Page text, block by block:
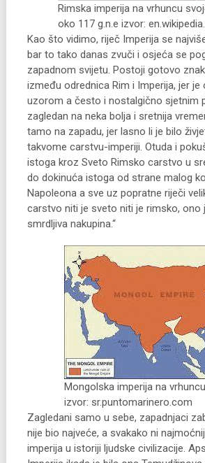
Rimska imperija na vrhuncu
oko 117 g.n.e izvor:
Kao što vidimo, riječ Imperija se
bar to tako danas zvuči i osjeća se
zapadnom svijetu. Postoji gotovo
između odrednica Rim i Imperija, jer
uzorom a često i nostalgično sjetnim
zagledan na neka bolja i sretnija
tamo na zapadu, jer lasno li je bilo
takvome carstvu-imperiji. Otuda i
istoga kroz Sveto Rimsko carstvo u
do dokinuća istoga od strane malog
Napoleona a sve uz popratne riječi
carstvo niti je sveto niti je rimsko, ono
smrdljiva nakupina.“
Mongolska imperija na
izvor: sr.puntomarinero.com
Zagledani samo u sebe, zapadnjaci
nije bio najveće, a svakako ni
imperija u istoriji ljudske civilizacije.